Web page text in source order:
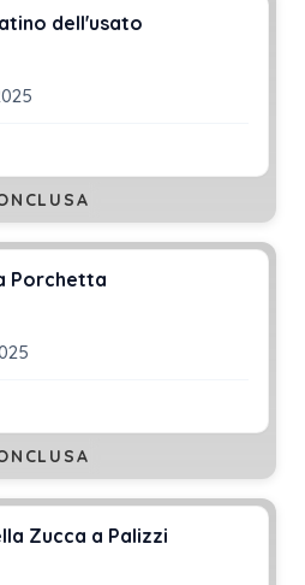
dell'usato
Porchetta
Zucca a Palizzi